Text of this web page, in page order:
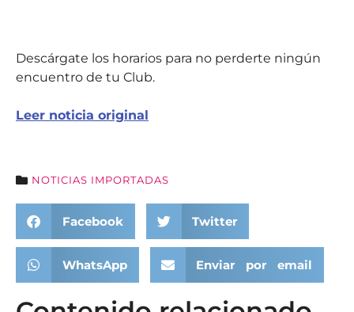
Descárgate los horarios para no perderte ningún
encuentro de tu Club.
Leer noticia original
NOTICIAS IMPORTADAS
Facebook Twitter
WhatsApp Enviar por email